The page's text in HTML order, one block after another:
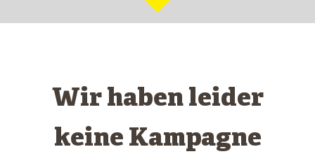
Wir haben leider
keine Kampagne